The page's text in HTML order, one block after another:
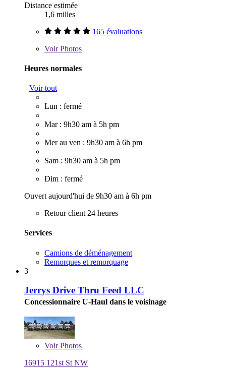
Distance estimée
1,6 milles
165 évaluations
VoirPhotos
Heures normales
Voir tout
Lun : fermé
Mar : 9h30 am à 5h pm
Mer au ven : 9h30 am à 6h pm
Sam : 9h30 am à 5h pm
Dim : fermé
Ouvert aujourd'hui de 9h30 am à 6h pm
Retour client 24 heures
Services
Camions de déménagement
Remorques et remorquage
3
Jerrys Drive Thru Feed LLC
Concessionnaire U-Haul dans le voisinage
VoirPhotos
16915 121st St NW